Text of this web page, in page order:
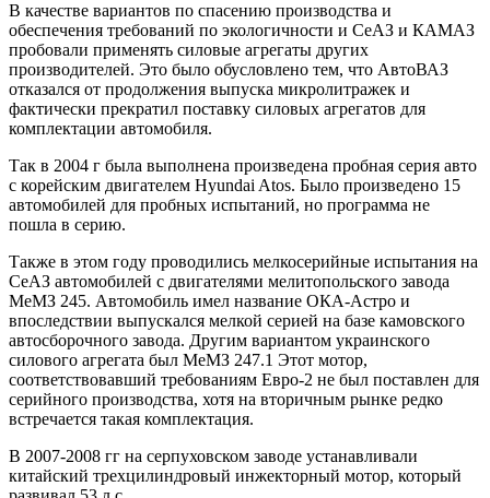
В качестве вариантов по спасению производства и
обеспечения требований по экологичности и СеАЗ и КАМАЗ
пробовали применять силовые агрегаты других
производителей. Это было обусловлено тем, что АвтоВАЗ
отказался от продолжения выпуска микролитражек и
фактически прекратил поставку силовых агрегатов для
комплектации автомобиля.
Так в 2004 г была выполнена произведена пробная серия авто
с корейским двигателем Hyundai Atos. Было произведено 15
автомобилей для пробных испытаний, но программа не
пошла в серию.
Также в этом году проводились мелкосерийные испытания на
СеАЗ автомобилей с двигателями мелитопольского завода
МеМЗ 245. Автомобиль имел название ОКА-Астро и
впоследствии выпускался мелкой серией на базе камовского
автосборочного завода. Другим вариантом украинского
силового агрегата был МеМЗ 247.1 Этот мотор,
соответствовавший требованиям Евро-2 не был поставлен для
серийного производства, хотя на вторичным рынке редко
встречается такая комплектация.
В 2007-2008 гг на серпуховском заводе устанавливали
китайский трехцилиндровый инжекторный мотор, который